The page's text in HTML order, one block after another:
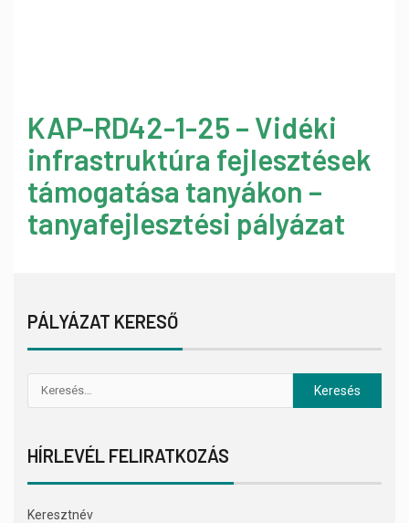
KAP-RD42-1-25 – Vidéki
infrastruktúra fejlesztések
támogatása tanyákon –
tanyafejlesztési pályázat
PÁLYÁZAT KERESŐ
HÍRLEVÉL FELIRATKOZÁS
Keresztnév